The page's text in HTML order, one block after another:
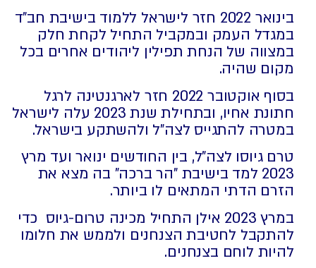
בינואר 2022 חזר לישראל ללמוד בישיבת חב"ד
במגדל העמק ובמקביל התחיל לקחת חלק
במצווה של הנחת תפילין ליהודים אחרים בכל
מקום שהיה.
בסוף אוקטובר 2022 חזר לארגנטינה לרגל
חתונת אחיו, ובתחילת שנת 2023 עלה לישראל
במטרה להתגייס לצה"ל ולהשתקע בישראל.
טרם גיוסו לצה"ל, בין החודשים ינואר ועד מרץ
2023 למד בישיבת "הר ברכה" בה מצא את
הזרם הדתי המתאים לו ביותר.
במרץ 2023 אילן התחיל מכינה טרום-גיוס כדי
להתקבל לחטיבת הצנחנים ולממש את חלומו
להיות לוחם בצנחנים.